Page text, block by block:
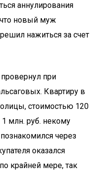
аннулирования
что новый муж
нажиться за счет
при
Квартиру в
стоимостью 120
1 млн. руб. некому
через
оказался
крайней мере, так